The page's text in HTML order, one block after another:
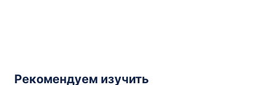
Рекомендуем изучить